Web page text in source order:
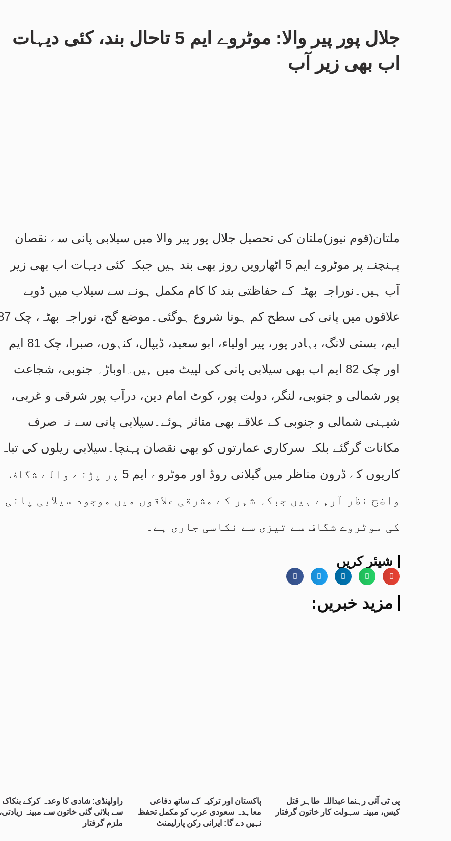
جلال پور پیر والا: موٹروے ایم 5 تاحال بند، کئی دیہات
اب بھی زیر آب
ملتان(قوم نیوز)ملتان کی تحصیل جلال پور پیر والا میں سیلابی پانی سے نقصان
پہنچنے پر موٹروے ایم 5 اٹھارویں روز بھی بند ہیں جبکہ کئی دیہات اب بھی زیر
آب ہیں۔نوراجہ بھٹہ کے حفاظتی بند کا کام مکمل ہونے سے سیلاب میں ڈوبے
علاقوں میں پانی کی سطح کم ہونا شروع
ایم، بستی لانگ، بہادر پور، پیر اولیاء، ابو سعید، ڈیپال، کنہوں، صبرا، چک 81 ایم
اور چک 82 ایم اب بھی سیلابی پانی کی لپیٹ میں ہیں۔اوباڑہ جنوبی، شجاعت
پور شمالی و جنوبی، لنگر، دولت پور، کوٹ امام دین، درآب پور شرقی و غربی،
شیہنی شمالی و جنوبی کے علاقے بھی متاثر ہوئے۔سیلابی پانی سے نہ صرف
مکانات گرگئے بلکہ سرکاری عمارتوں کو بھی نقصان پہنچا۔سیلابی ریلوں کی تباہ
کاریوں کے ڈرون مناظر میں گیلانی روڈ اور موٹروے ایم 5 پر پڑنے والے شگاف
واضح نظر آرہے ہیں جبکہ شہر کے مشرقی علاقوں میں موجود سیلابی پانی
کی موٹروے شگاف سے تیزی سے نکاسی جاری ہے۔
شیئر کریں
:مزید خبریں
راولپنڈی: شادی کا وعدہ کرکے بنکاک
سے بلائی گئی خاتون سے مبینہ زیادتی،
ملزم گرفتار
پاکستان اور ترکیہ کے ساتھ دفاعی
معاہدہ سعودی عرب کو مکمل تحفظ
نہیں دے گا: ایرانی رکن پارلیمنٹ
پی ٹی آئی رہنما عبداللہ طاہر قتل
کیس، مبینہ سہولت کار خاتون گرفتار